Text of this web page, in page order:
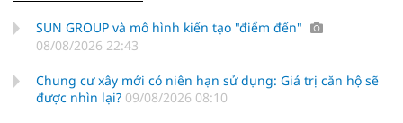
SUN GROUP và mô hình kiến tạo "điểm đến"
08/08/2026 22:43
Chung cư xây mới có niên hạn sử dụng: Giá trị căn hộ sẽ
được nhìn lại? 09/08/2026 08:10